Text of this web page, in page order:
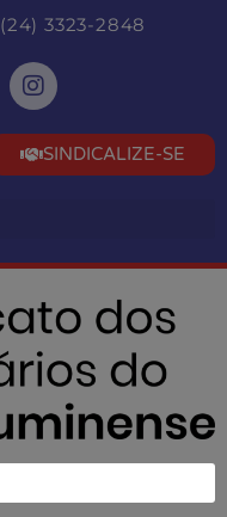
(24) 3323-2848
SINDICALIZE-SE